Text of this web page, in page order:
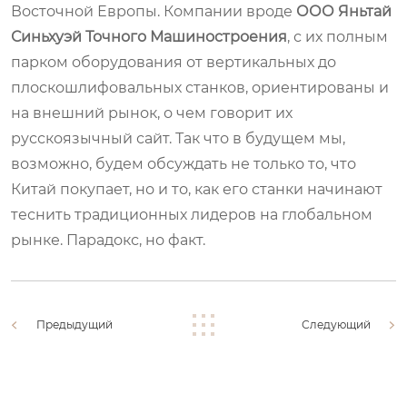
Восточной Европы. Компании вроде ООО Яньтай
Синьхуэй Точного Машиностроения, с их полным
парком оборудования от вертикальных до
плоскошлифовальных станков, ориентированы и
на внешний рынок, о чем говорит их
русскоязычный сайт. Так что в будущем мы,
возможно, будем обсуждать не только то, что
Китай покупает, но и то, как его станки начинают
теснить традиционных лидеров на глобальном
рынке. Парадокс, но факт.
Предыдущий Следующий